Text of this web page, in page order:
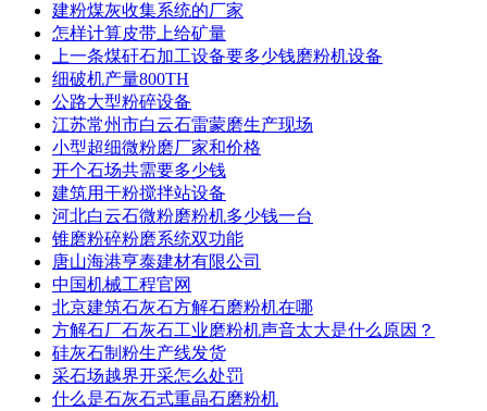
建粉煤灰收集系统的厂家
怎样计算皮带上给矿量
上一条煤矸石加工设备要多少钱磨粉机设备
细破机产量800TH
公路大型粉碎设备
江苏常州市白云石雷蒙磨生产现场
小型超细微粉磨厂家和价格
开个石场共需要多少钱
建筑用干粉搅拌站设备
河北白云石微粉磨粉机多少钱一台
锥磨粉碎粉磨系统双功能
唐山海港亨泰建材有限公司
中国机械工程官网
北京建筑石灰石方解石磨粉机在哪
方解石厂石灰石工业磨粉机声音太大是什么原因？
硅灰石制粉生产线发货
采石场越界开采怎么处罚
什么是石灰石式重晶石磨粉机